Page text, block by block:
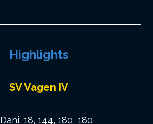
Highlights
SV Vagen IV
Dani: 18, 144, 180, 180